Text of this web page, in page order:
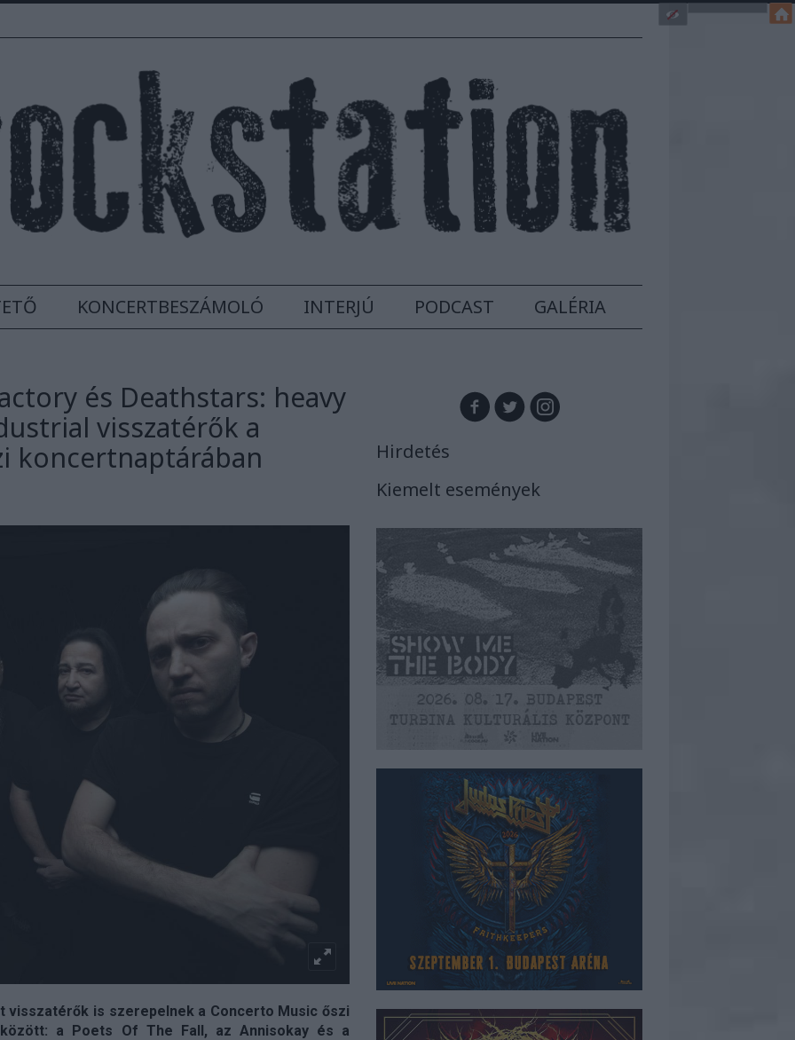
KONCERTBESZÁMOLÓ INTERJÚ PODCAST GALÉRIA
és Deathstars: heavy
visszatérők a
koncertnaptárában
is szerepelnek a Concerto Music őszi
a Poets Of The Fall, az Annisokay és a
Hirdetés
Kiemelt események